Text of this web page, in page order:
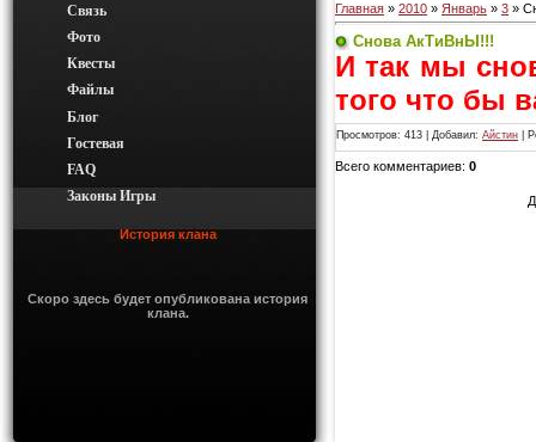
Связь
Фото
Квесты
Файлы
Блог
Гостевая
FAQ
Законы Игры
История клана
Скоро здесь будет опубликована история
клана.
Главная » 2010 » Январь » 3 »
Снова АкТиВнЫ!!!
И так мы
того что бы
Просмотров: 413 | Добавил: Айстин
Всего комментариев: 0